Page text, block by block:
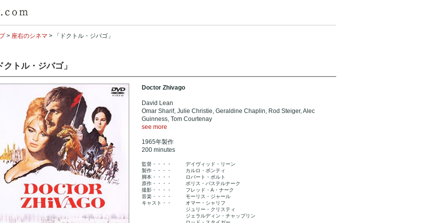
> 座右のシネマ > 「ドクトル・ジバゴ」
クトル・ジバゴ」
Doctor Zhivago
David Lean
Omar Sharif, Julie Christie, Geraldine Chaplin, Rod Steiger, Alec
Guinness, Tom Courtenay
see more
1965年製作
200 minutes
監督・・・・
デイヴィッド・リーン
製作・・・・
カルロ・ポンティ
脚本・・・・
ロバート・ボルト
原作・・・・
ボリス・パステルナーク
撮影・・・・
フレッド・A・ナーク
音楽・・・・
モーリス・ジャール
キャスト・・
オマー・シャリフ
ジュリー・クリスティ
ジェラルディン・チャップリン